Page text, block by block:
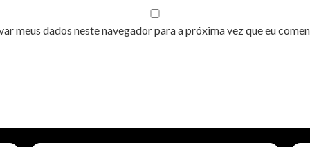
meus dados neste navegador para a próxima vez que eu